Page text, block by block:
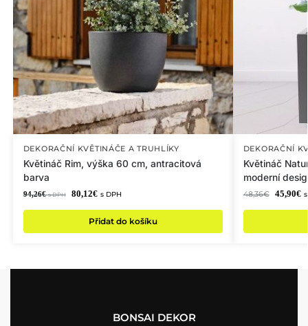
DEKORAČNÍ KVĚTINÁČE A TRUHLÍKY
Květináč Rim, výška 60 cm, antracitová
barva
94,26€ s DPH 80,12€ s DPH
Přidat do košíku
DEKORAČNÍ
Květináč
moderní
48,36€ 45,90€
BONSAI DEKOR